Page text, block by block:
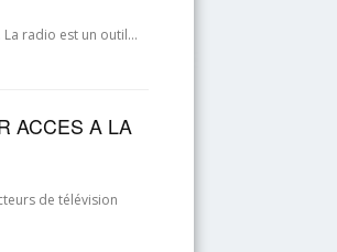
La radio est un outil…
ACCES A LA
de télévision